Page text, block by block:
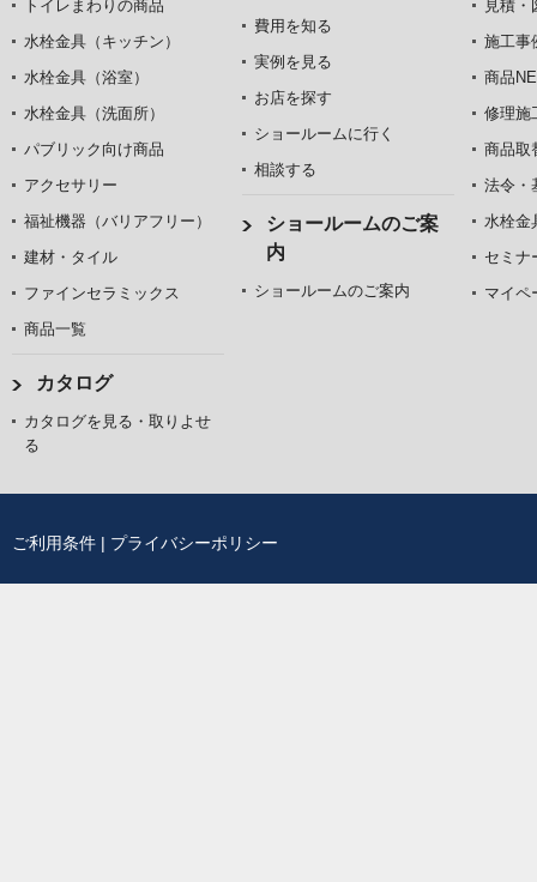
トイレまわりの商品
水栓金具（キッチン）
水栓金具（浴室）
水栓金具（洗面所）
パブリック向け商品
アクセサリー
福祉機器（バリアフリー）
建材・タイル
ファインセラミックス
商品一覧
カタログ
カタログを見る・取りよせ
る
費用を知る
実例を見る
お店を探す
ショールームに行く
相談する
ショールームのご案
内
ショールームのご案内
見積・
施工事
商品
修理施
商品取
法令・
水栓金
セミナ
マイペ
ご利用条件 | プライバシーポリシー